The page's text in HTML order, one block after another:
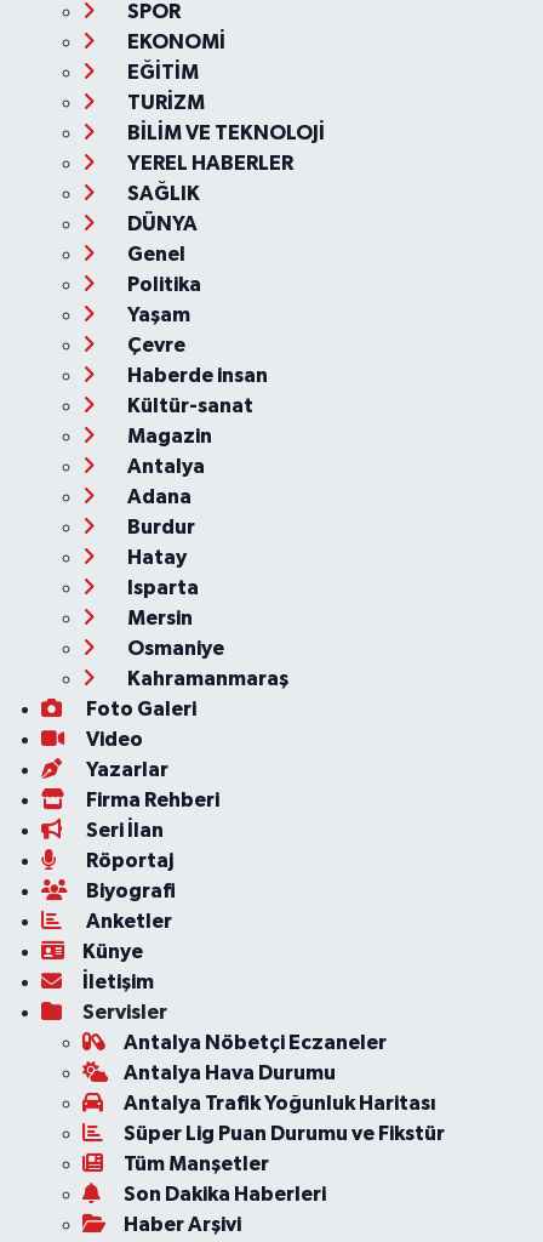
SPOR
EKONOMİ
EĞİTİM
TURİZM
BİLİM VE TEKNOLOJİ
YEREL HABERLER
SAĞLIK
DÜNYA
Genel
Politika
Yaşam
Çevre
Haberde insan
Kültür-sanat
Magazin
Antalya
Adana
Burdur
Hatay
Isparta
Mersin
Osmaniye
Kahramanmaraş
Foto Galeri
Video
Yazarlar
Firma Rehberi
Seri İlan
Röportaj
Biyografi
Anketler
Künye
İletişim
Servisler
Antalya Nöbetçi Eczaneler
Antalya Hava Durumu
Antalya Trafik Yoğunluk Haritası
Süper Lig Puan Durumu ve Fikstür
Tüm Manşetler
Son Dakika Haberleri
Haber Arşivi